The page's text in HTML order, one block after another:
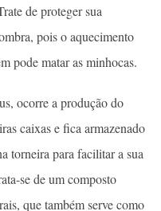
de proteger sua
pois o aquecimento
pode matar as minhocas.
ocorre a produção do
caixas e fica armazenado
torneira para facilitar a sua
se de um composto
que também serve como